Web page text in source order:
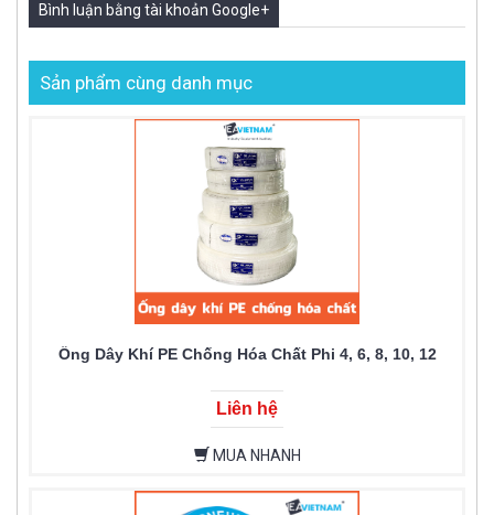
Bình luận bằng tài khoản Google+
Sản phẩm cùng danh mục
Ống Dây Khí PE Chống Hóa Chất Phi 4, 6, 8, 10, 12
Liên hệ
MUA NHANH